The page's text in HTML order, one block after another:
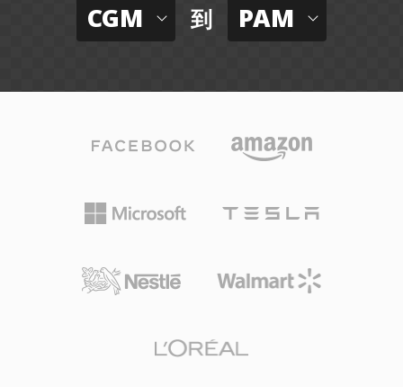
CGM 到 PAM